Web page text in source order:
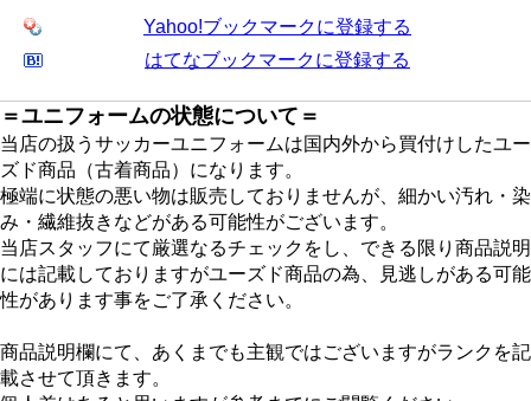
Yahoo!ブックマークに登録する
はてなブックマークに登録する
＝ユニフォームの状態について＝
当店の扱うサッカーユニフォームは国内外から買付けしたユー
ズド商品（古着商品）になります。
極端に状態の悪い物は販売しておりませんが、細かい汚れ・染
み・繊維抜きなどがある可能性がございます。
当店スタッフにて厳選なるチェックをし、できる限り商品説明
には記載しておりますがユーズド商品の為、見逃しがある可能
性があります事をご了承ください。
商品説明欄にて、あくまでも主観ではございますがランクを記
載させて頂きます。